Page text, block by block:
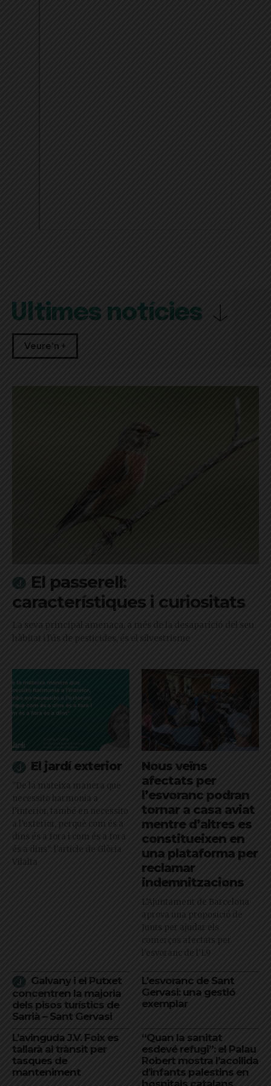
Últimes notícies
Veure'n +
El passerell:
característiques i curiositats
La seva principal amenaça, a més de la desaparició del seu
hàbitat i l'ús de pesticides, és el silvestrisme
El jardí exterior
"De la mateixa manera que
necessito harmonia a
l’interior, també en necessito
a l’exterior, perquè com és a
dins és a fora i com és a fora
és a dins": l'article de Glòria
Vilalta
Nous veïns
afectats per
l’esvoranc podran
tornar a casa aviat
mentre d’altres es
constitueixen en
una plataforma per
reclamar
indemnitzacions
L’Ajuntament de Barcelona
aprova una proposició de
Junts per ajudar els
comerços afectats per
l'esvoranc de l'L9
Galvany i el Putxet
concentren la majoria
dels pisos turístics de
Sarrià – Sant Gervasi
L’esvoranc de Sant
Gervasi: una gestió
exemplar
L’avinguda J.V. Foix es
tallarà al trànsit per
tasques de
manteniment
“Quan la sanitat
esdevé refugi”: el Palau
Robert mostra l’acollida
d’infants palestins en
hospitals catalans